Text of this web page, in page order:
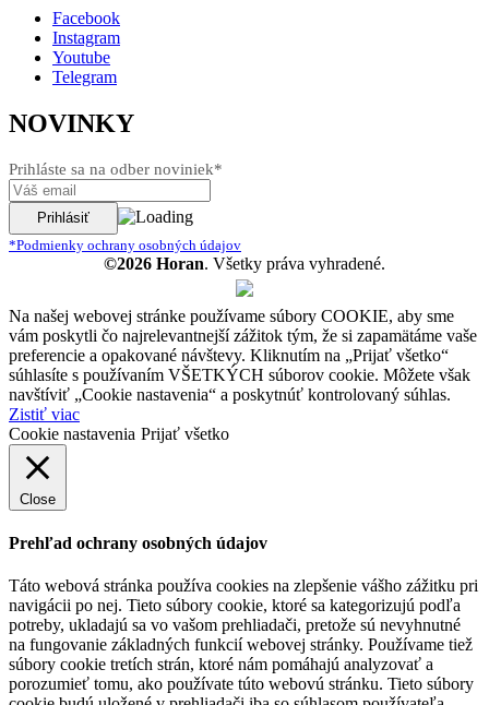
Facebook
Instagram
Youtube
Telegram
NOVINKY
Prihláste sa na odber noviniek*
*Podmienky ochrany osobných údajov
©2026 Horan. Všetky práva vyhradené.
Na našej webovej stránke používame súbory COOKIE, aby sme
vám poskytli čo najrelevantnejší zážitok tým, že si zapamätáme vaše
preferencie a opakované návštevy. Kliknutím na „Prijať všetko“
súhlasíte s používaním VŠETKÝCH súborov cookie. Môžete však
navštíviť „Cookie nastavenia“ a poskytnúť kontrolovaný súhlas.
Zistiť viac
Cookie nastavenia Prijať všetko
Close
Prehľad ochrany osobných údajov
Táto webová stránka používa cookies na zlepšenie vášho zážitku pri
navigácii po nej. Tieto súbory cookie, ktoré sa kategorizujú podľa
potreby, ukladajú sa vo vašom prehliadači, pretože sú nevyhnutné
na fungovanie základných funkcií webovej stránky. Používame tiež
súbory cookie tretích strán, ktoré nám pomáhajú analyzovať a
porozumieť tomu, ako používate túto webovú stránku. Tieto súbory